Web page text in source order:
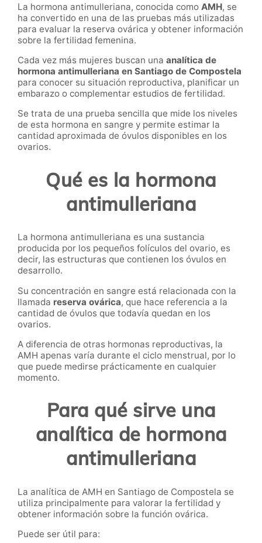
La hormona antimulleriana, conocida como AMH, se
ha convertido en una de las pruebas más utilizadas
para evaluar la reserva ovárica y obtener información
sobre la fertilidad femenina.
Cada vez más mujeres buscan una analítica de
hormona antimulleriana en Santiago de Compostela
para conocer su situación reproductiva, planificar un
embarazo o complementar estudios de fertilidad.
Se trata de una prueba sencilla que mide los niveles
de esta hormona en sangre y permite estimar la
cantidad aproximada de óvulos disponibles en los
ovarios.
Qué es la hormona
antimulleriana
La hormona antimulleriana es una sustancia
producida por los pequeños folículos del ovario, es
decir, las estructuras que contienen los óvulos en
desarrollo.
Su concentración en sangre está relacionada con la
llamada reserva ovárica, que hace referencia a la
cantidad de óvulos que todavía quedan en los
ovarios.
A diferencia de otras hormonas reproductivas, la
AMH apenas varía durante el ciclo menstrual, por lo
que puede medirse prácticamente en cualquier
momento.
Para qué sirve una
analítica de hormona
antimulleriana
La analítica de AMH en Santiago de Compostela se
utiliza principalmente para valorar la fertilidad y
obtener información sobre la función ovárica.
Puede ser útil para: